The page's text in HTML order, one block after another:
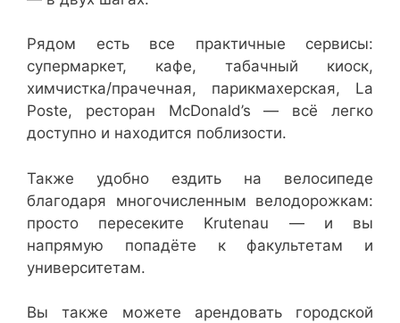
Рядом есть все практичные сервисы:
супермаркет, кафе, табачный киоск,
химчистка/прачечная, парикмахерская, La
Poste, ресторан McDonald’s — всё легко
доступно и находится поблизости.
Также удобно ездить на велосипеде
благодаря многочисленным велодорожкам:
просто пересеките Krutenau — и вы
напрямую попадёте к факультетам и
университетам.
Вы также можете арендовать городской